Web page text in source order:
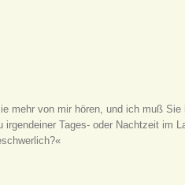
mehr von mir hören, und ich muß
irgendeiner Tages- oder Nachtzeit im